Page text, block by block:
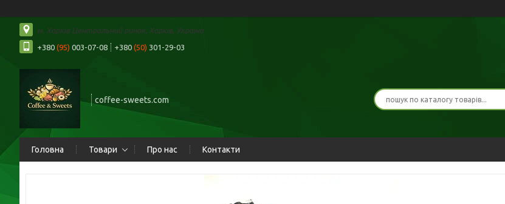
м. Харків Центральний ринок, Харків, Україна
+380 (95) 003-07-08 +380 (50) 301-29-03
coffee-sweets.com
Головна Товари Про нас Контакти